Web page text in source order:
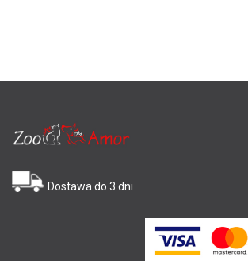
Dostawa do 3 dni